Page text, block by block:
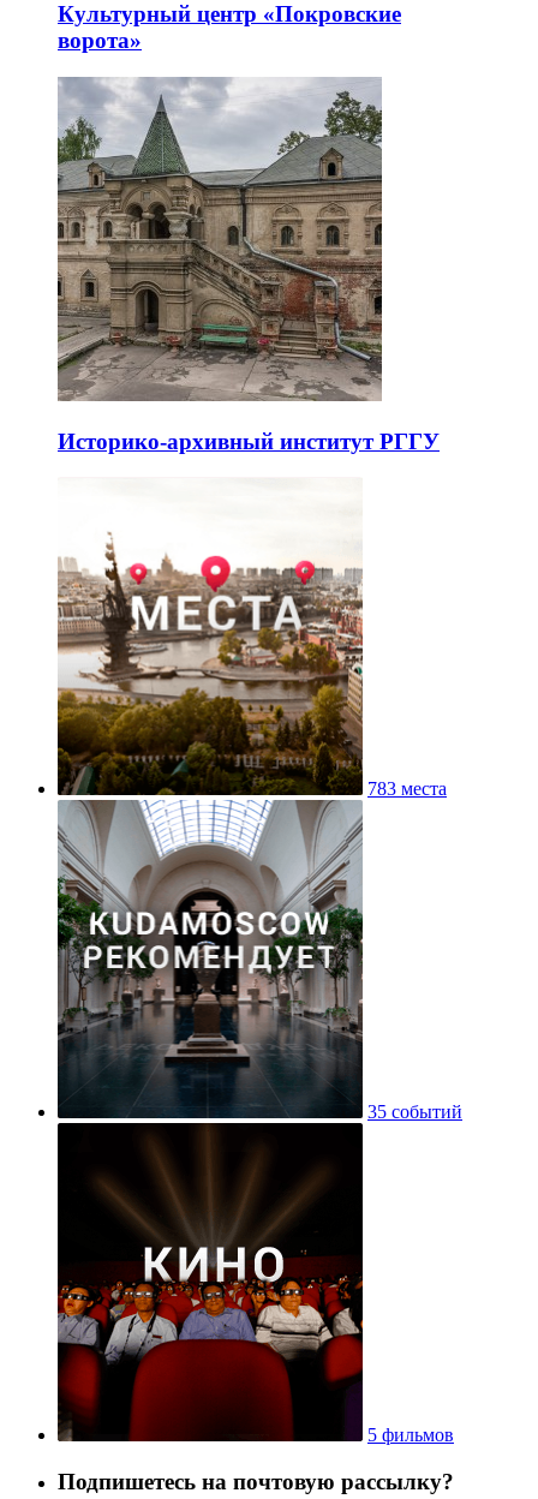
Культурный центр «Покровские
ворота»
Историко-архивный институт РГГУ
783 места
35 событий
5 фильмов
Подпишетесь на почтовую рассылку?